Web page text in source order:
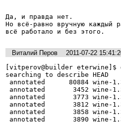
Да, и правда нет.
Но всё-равно вручную каждый
всё работало и без этого.
Виталий Перов
2011-07-22
[vitperov@builder
searching to describe HEAD